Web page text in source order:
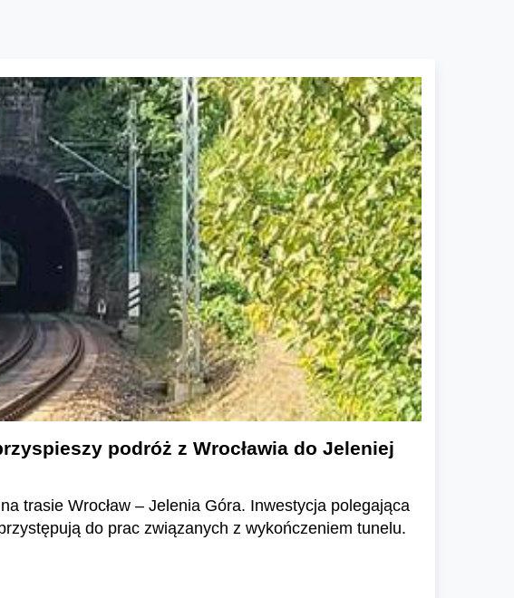
podróż z Wrocławia do Jeleniej
trasie Wrocław – Jelenia Góra. Inwestycja polegająca
do prac związanych z wykończeniem tunelu.